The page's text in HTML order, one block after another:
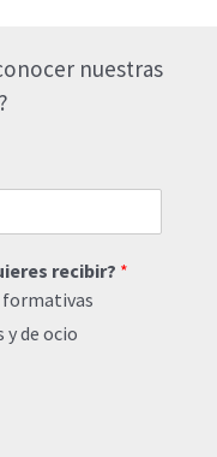
nuestras
recibir? *
formativas
y de ocio